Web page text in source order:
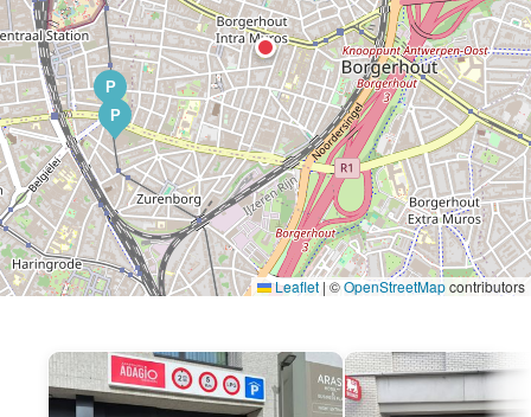
P
P
Leaflet | ©OpenStreetMapcontributors